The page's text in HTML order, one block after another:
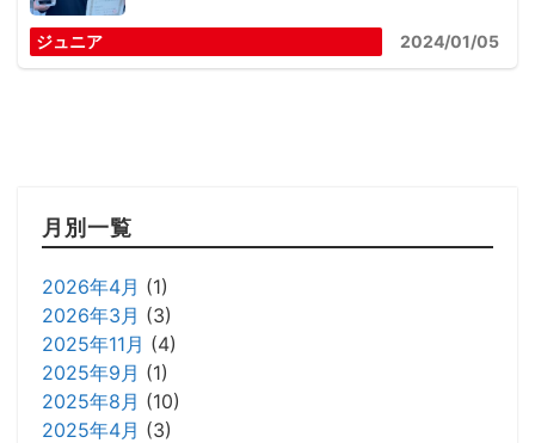
ジュニア 2024/01/05
月別一覧
2026年4月 (1)
2026年3月 (3)
2025年11月 (4)
2025年9月 (1)
2025年8月 (10)
2025年4月 (3)